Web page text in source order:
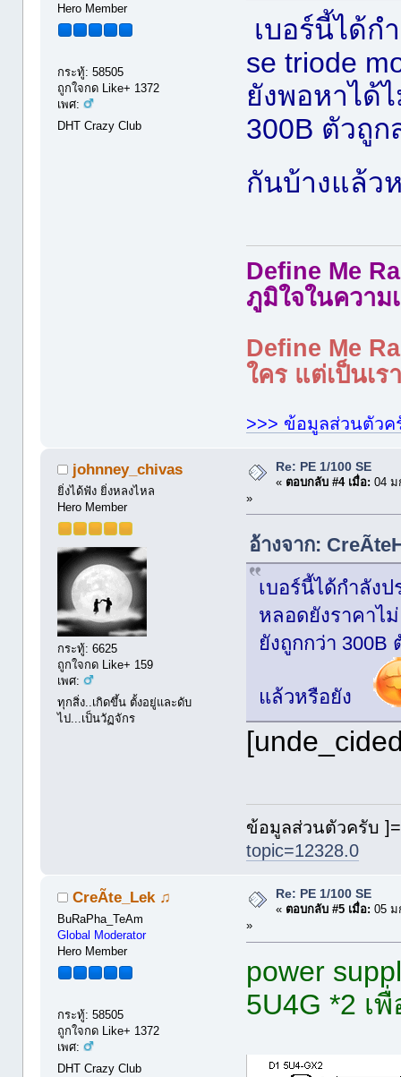
Hero Member
กระทู้: 58505
ถูกใจกด Like+ 1372
เพศ:
DHT Crazy Club
เบอร์นี้ได้
se triode
ยังพอหาได้
300B ตัวถู
กันบ้างแล้ว
Define Me
ภูมิใจในความ
Define Me
ใคร แต่เป็นเ
>>> ข้อมูลส่วนตัวค
johnney_chivas
ยิ่งได้ฟัง ยิ่งหลงไหล
Hero Member
กระทู้: 6625
ถูกใจกด Like+ 159
เพศ:
ทุกสิ่ง..เกิดขึ้น ตั้งอยู่และดับ
ไป...เป็นวัฏจักร
Re: PE 1/100 SE
« ตอบกลับ #4 เมื่อ: 04 ม
»
อ้างจาก:
เบอร์นี้ได้กำลัง
หลอดยังราคาไ
ยังถูกกว่า
แล้วหรือยัง
ข้อมูลส่วนตัวครับ
topic=12328.0
CreÃte_Lek ♫
BuRaPha_TeAm
Global Moderator
Hero Member
กระทู้: 58505
ถูกใจกด Like+ 1372
เพศ:
DHT Crazy Club
Re: PE 1/100 SE
« ตอบกลับ #5 เมื่อ: 05 ม
»
power
5U4G *2 เ